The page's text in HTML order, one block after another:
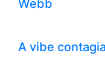
Webb
A vibe